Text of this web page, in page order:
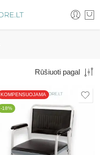
Rūšiuoti pagal
KOMPENSUOJAMA
-18%